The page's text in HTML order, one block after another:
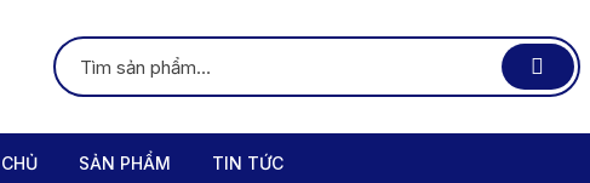
SẢN PHẨM TIN TỨC